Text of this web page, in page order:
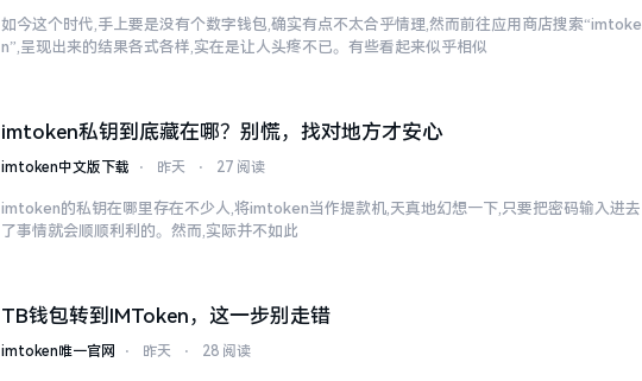
如今这个时代,手上要是没有个数字钱包,确实有点不太合乎情理,然而前往应用商店搜索“imtoke
n”,呈现出来的结果各式各样,实在是让人头疼不已。有些看起来似乎相似
imtoken私钥到底藏在哪？别慌，找对地方才安心
imtoken中文版下载 ⋅ 昨天 ⋅ 27 阅读
imtoken的私钥在哪里存在不少人,将imtoken当作提款机,天真地幻想一下,只要把密码输入进去
了事情就会顺顺利利的。然而,实际并不如此
TB钱包转到IMToken，这一步别走错
imtoken唯一官网 ⋅ 昨天 ⋅ 28 阅读